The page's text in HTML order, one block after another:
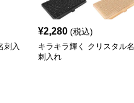
刺入
¥2,280 (税込)
キラキラ輝く クリスタル名
刺入れ